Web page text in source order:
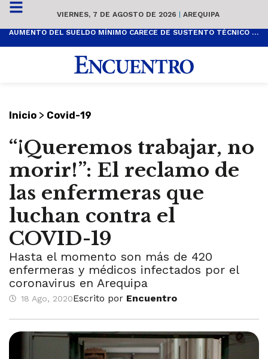
VIERNES, 7 DE AGOSTO DE 2026 | AREQUIPA
AUMENTO DEL SUELDO MÍNIMO CARECE DE SUSTENTO TÉCNICO Y ES POPULISTA
Inicio > Covid-19
“¡Queremos trabajar, no
morir!”: El reclamo de
las enfermeras que
luchan contra el
COVID-19
Hasta el momento son más de 420
enfermeras y médicos infectados por el
coronavirus en Arequipa
18 Ago, 2020Escrito por Encuentro